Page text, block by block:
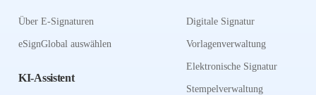
Über E-Signaturen
eSignGlobal auswählen
KI-Assistent
Digitale Signatur
Vorlagenverwaltung
Elektronische Signatur
Stempelverwaltung